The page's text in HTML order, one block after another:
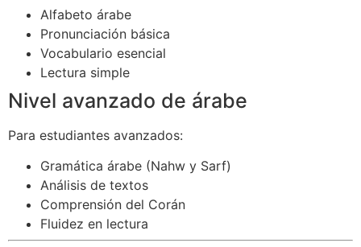
Alfabeto árabe
Pronunciación básica
Vocabulario esencial
Lectura simple
Nivel avanzado de árabe
Para estudiantes avanzados:
Gramática árabe (Nahw y Sarf)
Análisis de textos
Comprensión del Corán
Fluidez en lectura